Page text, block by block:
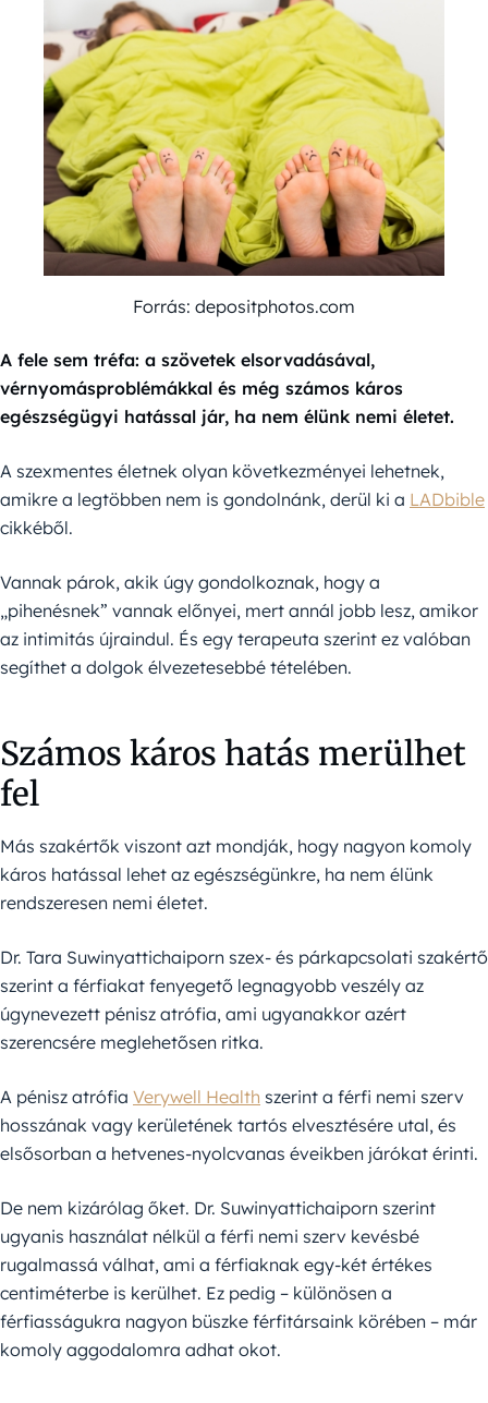
Forrás: depositphotos.com
A fele sem tréfa: a szövetek elsorvadásával,
vérnyomásproblémákkal és még számos káros
egészségügyi hatással jár, ha nem élünk nemi életet.
A szexmentes életnek olyan következményei lehetnek,
amikre a legtöbben nem is gondolnánk, derül ki a LADbible
cikkéből.
Vannak párok, akik úgy gondolkoznak, hogy a
„pihenésnek” vannak előnyei, mert annál jobb lesz, amikor
az intimitás újraindul. És egy terapeuta szerint ez valóban
segíthet a dolgok élvezetesebbé tételében.
Számos káros hatás merülhet
fel
Más szakértők viszont azt mondják, hogy nagyon komoly
káros hatással lehet az egészségünkre, ha nem élünk
rendszeresen nemi életet.
Dr. Tara Suwinyattichaiporn szex- és párkapcsolati szakértő
szerint a férfiakat fenyegető legnagyobb veszély az
úgynevezett pénisz atrófia, ami ugyanakkor azért
szerencsére meglehetősen ritka.
A pénisz atrófia Verywell Health szerint a férfi nemi szerv
hosszának vagy kerületének tartós elvesztésére utal, és
elsősorban a hetvenes-nyolcvanas éveikben járókat érinti.
De nem kizárólag őket. Dr. Suwinyattichaiporn szerint
ugyanis használat nélkül a férfi nemi szerv kevésbé
rugalmassá válhat, ami a férfiaknak egy-két értékes
centiméterbe is kerülhet. Ez pedig – különösen a
férfiasságukra nagyon büszke férfitársaink körében – már
komoly aggodalomra adhat okot.